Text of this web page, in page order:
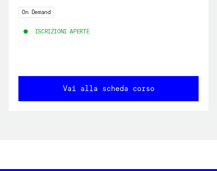
On Demand
ISCRIZIONI APERTE
Vai alla scheda corso